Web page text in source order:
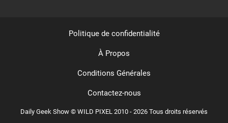
Daily Geek Show © WILD PIXEL 2010 - 2026 Tous droits réservés
Politique de confidentialité
À Propos
Conditions Générales
Contactez-nous